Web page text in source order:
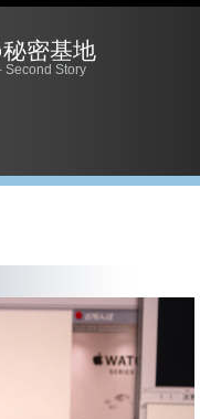
秘密基地
Second Story